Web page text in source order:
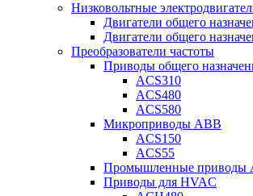
Низковольтные
Двигатели общего
Двигатели общего
Преобразователи частоты
Приводы общего
ACS310
ACS480
ACS580
Микроприводы ABB
ACS150
ACS55
Промышленные приводы
Приводы для HVAC